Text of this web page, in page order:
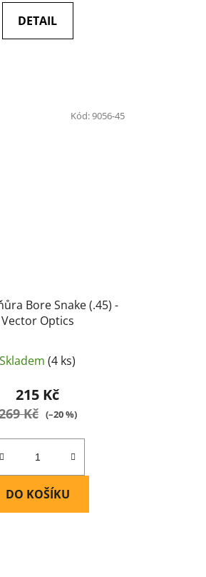
DETAIL
Bore Snake (.45) -
Vector Optics
Skladem(4 ks)
215 Kč
Kč (–20 %)
DO KOŠÍKU
Kód:9056-45